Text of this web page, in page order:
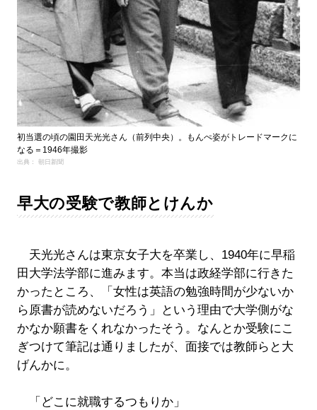
初当選の頃の園田天光光さん（前列中央）。もんぺ姿がトレードマークに
なる＝1946年撮影
出典： 朝日新聞
早大の受験で教師とけんか
天光光さんは東京女子大を卒業し、1940年に早稲
田大学法学部に進みます。本当は政経学部に行きた
かったところ、「女性は英語の勉強時間が少ないか
ら原書が読めないだろう」という理由で大学側がな
かなか願書をくれなかったそう。なんとか受験にこ
ぎつけて筆記は通りましたが、面接では教師らと大
げんかに。
「どこに就職するつもりか」